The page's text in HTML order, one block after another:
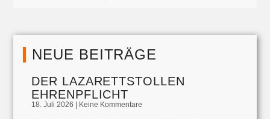
NEUE BEITRÄGE
DER LAZARETTSTOLLEN
EHRENPFLICHT
18. Juli 2026 Keine Kommentare